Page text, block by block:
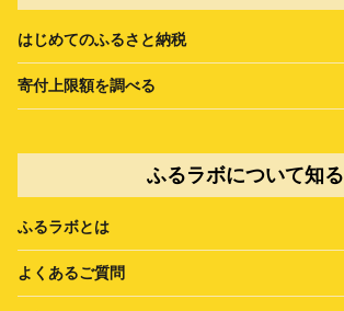
はじめてのふるさと納税
寄付上限額を調べる
ふるラボについて知る
ふるラボとは
よくあるご質問